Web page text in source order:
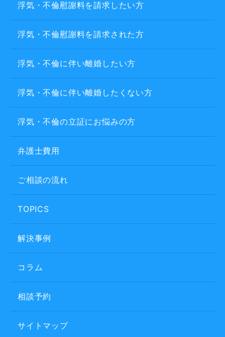
浮気・不倫慰謝料を請求したい方
浮気・不倫慰謝料を請求された方
浮気・不倫に伴い離婚したい方
浮気・不倫に伴い離婚したくない方
浮気・不倫の立証にお悩みの方
弁護士費用
ご相談の流れ
TOPICS
解決事例
コラム
相談予約
サイトマップ